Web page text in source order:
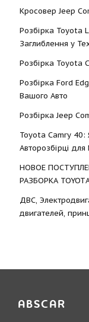
Кросовер Jeep
Розбірка Toyota
Заглиблення у
Розбірка Toyota
Розбірка Ford
Вашого Авто
Розбірка Jeep
Toyota Camry 40:
Авторозбірці
НОВОЕ
РАЗБОРКА
ДВС,
двигателей,
ABSCAR